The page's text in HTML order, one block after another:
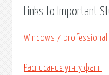
Links to Important
Windows 7 professional
Расписание угнту фапп